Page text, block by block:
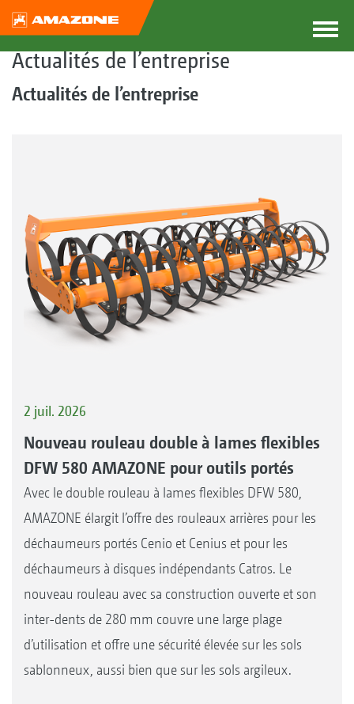
Actualités de l’entreprise
Actualités de l’entreprise
2 juil. 2026
Nouveau rouleau double à lames flexibles
DFW 580 AMAZONE pour outils portés
Avec le double rouleau à lames flexibles DFW 580,
AMAZONE élargit l’offre des rouleaux arrières pour les
déchaumeurs portés Cenio et Cenius et pour les
déchaumeurs à disques indépendants Catros. Le
nouveau rouleau avec sa construction ouverte et son
inter-dents de 280 mm couvre une large plage
d’utilisation et offre une sécurité élevée sur les sols
sablonneux, aussi bien que sur les sols argileux.